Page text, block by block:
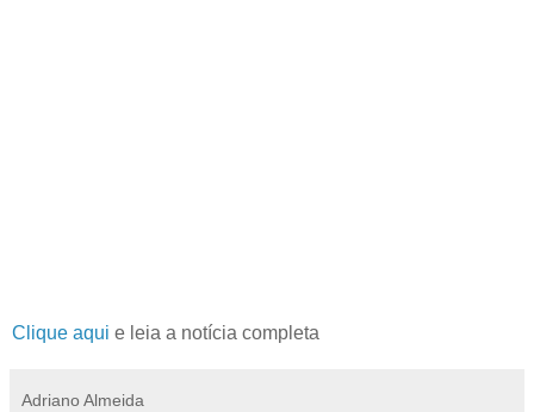
Clique aqui e leia a notícia completa
Adriano Almeida